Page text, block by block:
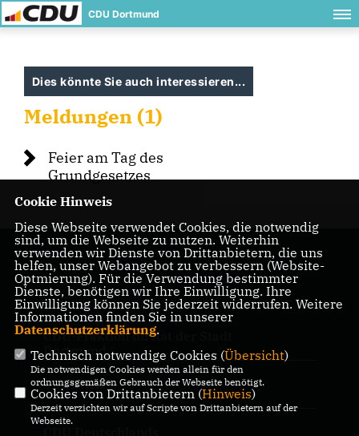
CDU Dortmund
Dies könnte Sie auch interessieren...
Meldungen (1)
Feier am Tag des
Grundgesetzes
IMPRESSUM DATENSCHUTZ KONTAKT
CDU-Fraktion im Rat der Stadt
Dortmund
CDU NRW
Cookie Hinweis
Diese Webseite verwendet Cookies, die notwendig
sind, um die Webseite zu nutzen. Weiterhin
verwenden wir Dienste von Drittanbietern, die uns
helfen, unser Webangebot zu verbessern (Website-
Optmierung). Für die Verwendung bestimmter
Dienste, benötigen wir Ihre Einwilligung. Ihre
Einwilligung können Sie jederzeit widerrufen. Weitere
Informationen finden Sie in unserer
Datenschutzerklärung.
Technisch notwendige Cookies (Übersicht)
Die notwendigen Cookies werden allein für den
ordnungsgemäßen Gebrauch der Webseite benötigt.
Cookies von Drittanbietern (Hinweis)
Derzeit verzichten wir auf Scripte von Drittanbietern auf der
Webseite.